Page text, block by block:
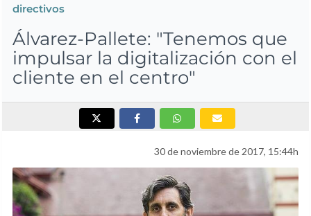
directivos
Álvarez-Pallete: "Tenemos que
impulsar la digitalización con el
cliente en el centro"
30 de noviembre de 2017, 15:44h